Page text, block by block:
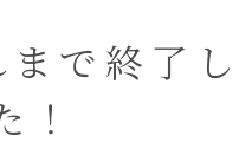
で終了し
！